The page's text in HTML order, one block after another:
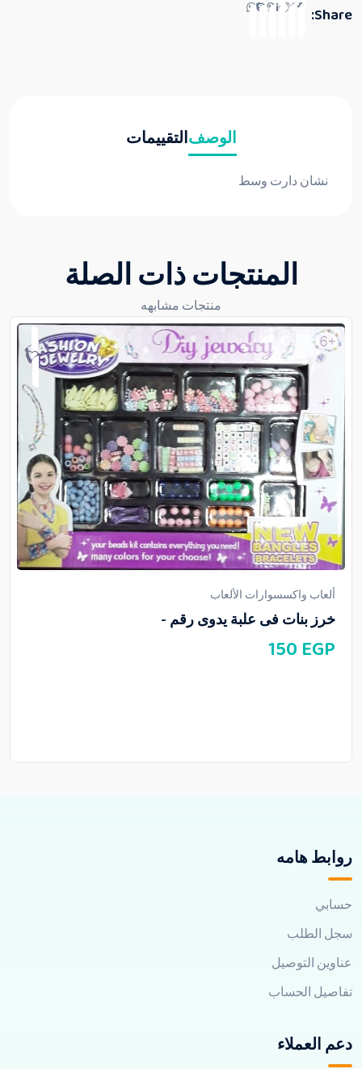
Share:
الوصفالتقييمات
نشان دارت وسط
المنتجات ذات الصلة
منتجات مشابهه
ألعاب واكسسوارات الألعاب
خرز بنات فى علبة يدوى رقم -
150 EGP
روابط هامه
حسابي
سجل الطلب
عناوين التوصيل
تفاصيل الحساب
دعم العملاء